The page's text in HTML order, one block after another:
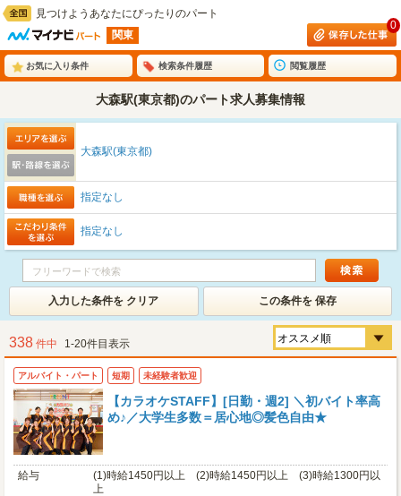
見つけようあなたにぴったりのパート
関東
0
お気に入り条件 検索条件履歴 閲覧履歴
大森駅(東京都)のパート求人募集情報
大森駅(東京都)
指定なし
指定なし
入力した条件を クリア この条件を 保存
338 件中 1-20件目表示
アルバイト・パート 短期 未経験者歓迎
【カラオケSTAFF】[日勤・週2] ＼初バイト率高
め♪／大学生多数＝居心地◎髪色自由★
給与
(1)時給1450円以上 (2)時給1450円以上 (3)時給1300円以
上